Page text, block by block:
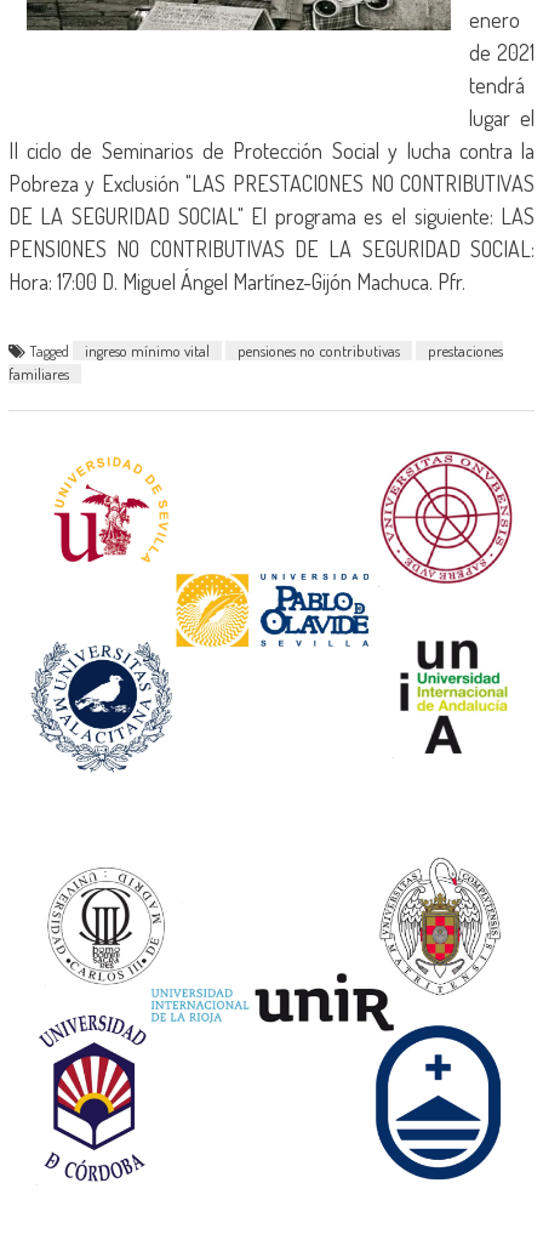
enero
de 2021
tendrá
lugar el
II ciclo de Seminarios de Protección Social y lucha contra la
Pobreza y Exclusión "LAS PRESTACIONES NO CONTRIBUTIVAS
DE LA SEGURIDAD SOCIAL" El programa es el siguiente: LAS
PENSIONES NO CONTRIBUTIVAS DE LA SEGURIDAD SOCIAL:
Hora: 17:00 D. Miguel Ángel Martínez-Gijón Machuca. Pfr.
Tagged ingreso mínimo vital pensiones no contributivas
prestaciones
familiares